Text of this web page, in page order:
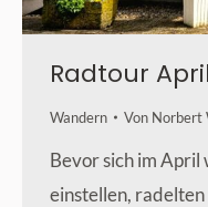
Radtour
Wandern Von Norbert
Bevor sich im April
einstellen,